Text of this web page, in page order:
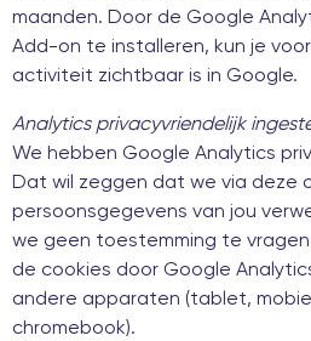
maanden. Door de Google
Add-on te installeren, kun je
activiteit zichtbaar is in Google.
Analytics privacyvriendelijk
We hebben Google Analytics
Dat wil zeggen dat we via deze
persoonsgegevens van jou
we geen toestemming te
de cookies door Google
andere apparaten (tablet,
chromebook).